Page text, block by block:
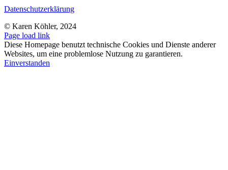
Datenschutzerklärung
© Karen Köhler, 2024
Page load link
Diese Homepage benutzt technische Cookies und Dienste anderer
Websites, um eine problemlose Nutzung zu garantieren.
Einverstanden